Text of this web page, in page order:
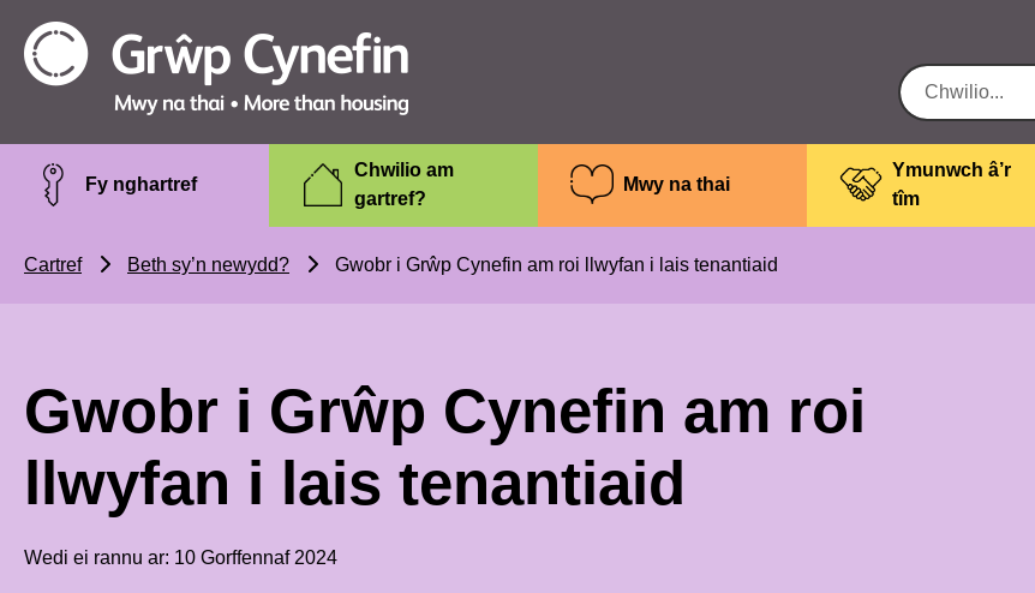
Grŵp
Cynefin
Fy nghartref
Chwilio am
gartref?
Mwy na thai
Ymunwch â’r
tîm
Cartref Beth sy’n newydd? Gwobr i Grŵp Cynefin am roi llwyfan i lais tenantiaid
Gwobr i Grŵp Cynefin am roi
llwyfan i lais tenantiaid
Wedi ei rannu ar: 10 Gorffennaf 2024